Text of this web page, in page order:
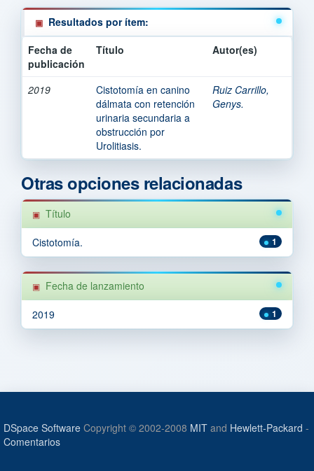
Resultados por ítem:
Fecha de
publicación
Título Autor(es)
2019
Cistotomía en canino
dálmata con retención
urinaria secundaria a
obstrucción por
Urolitiasis.
Ruiz Carrillo,
Genys.
Otras opciones relacionadas
Título
1
Cistotomía.
Fecha de lanzamiento
1
2019
DSpace Software Copyright © 2002-2008 MIT and Hewlett-Packard -
Comentarios